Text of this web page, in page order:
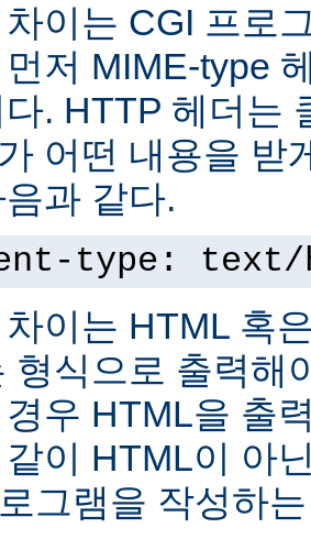
이는 CGI 프로
저 MIME-type
. HTTP 헤더는
어떤 내용을 받
과 같다.
type: text/
이는 HTML 혹
형식으로 출력해
우 HTML을 출
이 HTML이 아
그램을 작성하